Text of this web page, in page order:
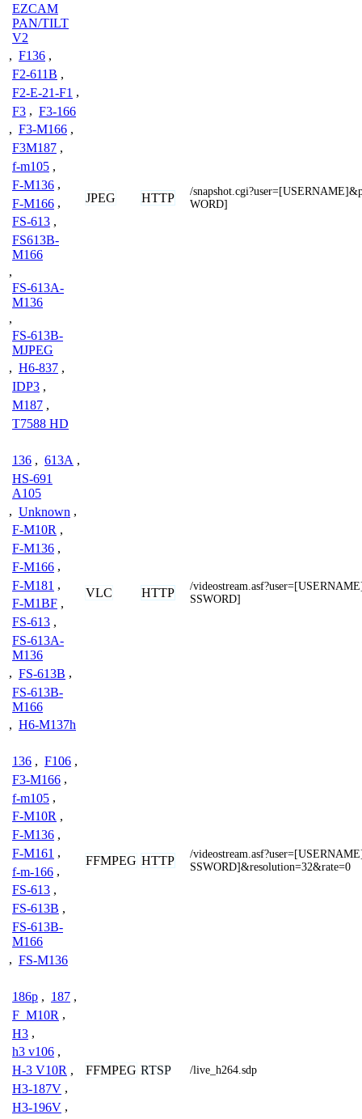
EZCAM
PAN/TILT
V2
, F136 ,
F2-611B ,
F2-E-21-F1 ,
F3 , F3-166
, F3-M166 ,
F3M187 ,
f-m105 ,
F-M136 ,
F-M166 ,
FS-613 ,
FS613B-
M166
,
FS-613A-
M136
,
FS-613B-
MJPEG
, H6-837 ,
IDP3 ,
M187 ,
T7588 HD
JPEG HTTP
/
WORD]
136 , 613A ,
HS-691
A105
, Unknown ,
F-M10R ,
F-M136 ,
F-M166 ,
F-M181 ,
F-M1BF ,
FS-613 ,
FS-613A-
M136
, FS-613B ,
FS-613B-
M166
, H6-M137h
VLC HTTP
/
SSWORD]
136 , F106 ,
F3-M166 ,
f-m105 ,
F-M10R ,
F-M136 ,
F-M161 ,
f-m-166 ,
FS-613 ,
FS-613B ,
FS-613B-
M166
, FS-M136
FFMPEG HTTP
/
SSWORD]&resolution=32&rate=0
186p , 187 ,
F_M10R ,
H3 ,
h3 v106 ,
H-3 V10R ,
H3-187V ,
H3-196V ,
FFMPEG RTSP /live_h264.sdp